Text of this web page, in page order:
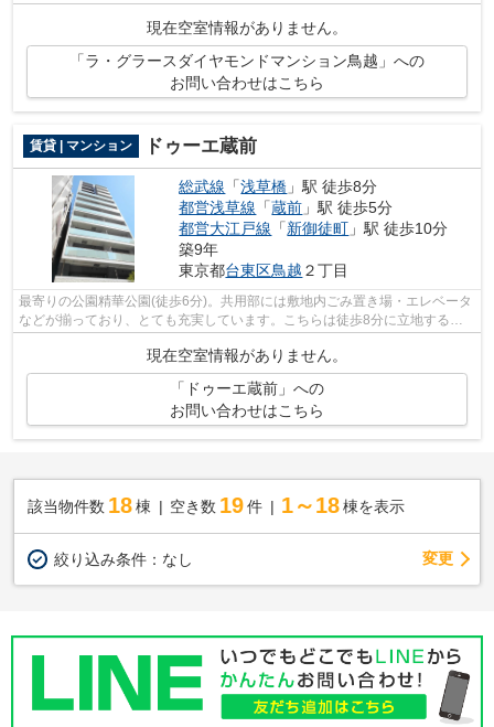
いニーズのある、駅徒歩8分の物件です。...
現在空室情報がありません。
「ラ・グラースダイヤモンドマンション鳥越」への
お問い合わせはこちら
賃貸 | マンション ドゥーエ蔵前
総武線 「浅草橋 」駅 徒歩8分
都営浅草線 「蔵前 」駅 徒歩5分
都営大江戸線 「新御徒町 」駅 徒歩10分
築9年
東京都台東区鳥越 ２丁目
最寄りの公園精華公園(徒歩6分)。共用部には敷地内ごみ置き場・エレベータ
などが揃っており、とても充実しています。こちらは徒歩8分に立地する物
件です。初期費用をカードでお支払い...
現在空室情報がありません。
「ドゥーエ蔵前」への
お問い合わせはこちら
該当物件数 18棟 空き数 19 件 1～18 棟を表示
絞り込み条件： なし 変更